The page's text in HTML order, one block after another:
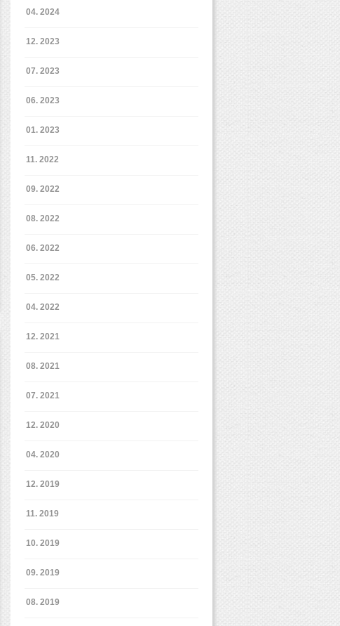
4. 2024
12. 2023
7. 2023
6. 2023
1. 2023
11. 2022
9. 2022
8. 2022
6. 2022
5. 2022
4. 2022
12. 2021
8. 2021
7. 2021
12. 2020
4. 2020
12. 2019
11. 2019
10. 2019
9. 2019
8. 2019